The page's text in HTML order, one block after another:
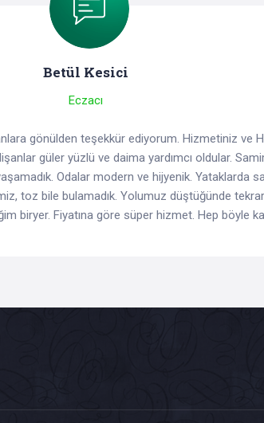
Betül Kesici
Eczacı
gönülden teşekkür ediyorum. Hizmetiniz ve
güler yüzlü ve daima yardımcı oldular.
Odalar modern ve hijyenik. Yataklarda
toz bile bulamadık. Yolumuz düştüğünde tekrar
biryer. Fiyatına göre süper hizmet. Hep böyle